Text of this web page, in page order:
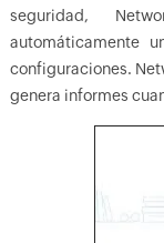
seguridad,
automáticamente
configuraciones.
genera informes